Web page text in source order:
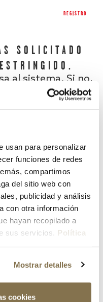
usan para personalizar
funciones de redes
compartimos
del sitio web con
publicidad y análisis
con otra información
hayan recopilado a
sus servicios. Política
Mostrar detalles
cookies
REGISTRO
SOLICITADO
al sistema. Si no,